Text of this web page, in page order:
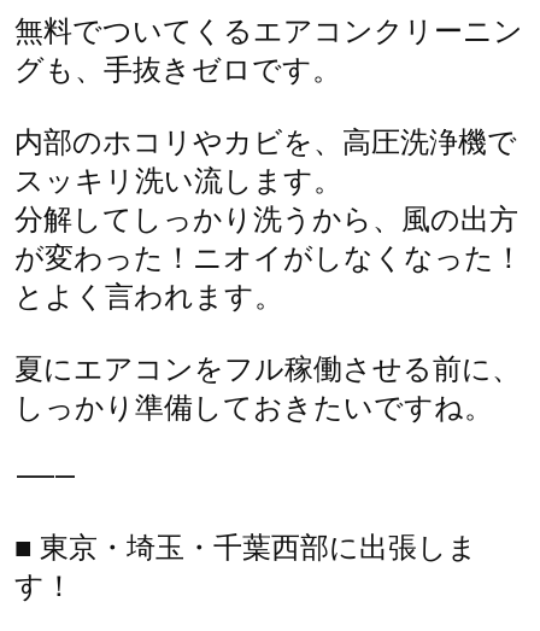
無料でついてくるエアコンクリーニン
グも、手抜きゼロです。
内部のホコリやカビを、高圧洗浄機で
スッキリ洗い流します。
分解してしっかり洗うから、風の出方
が変わった！ニオイがしなくなった！
とよく言われます。
夏にエアコンをフル稼働させる前に、
しっかり準備しておきたいですね。
⸻
■ 東京・埼玉・千葉西部に出張しま
す！